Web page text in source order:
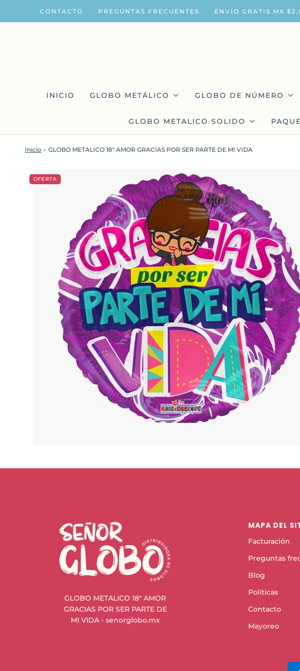
CONTACTO PREGUNTAS FRECUENTES ENVÍO GRATIS MX
INICIO GLOBO METÁLICO GLOBO DE NÚMERO
GLOBO METALICO SOLIDO
Inicio › GLOBO METALICO 18" AMOR GRACIAS POR SER PARTE DE MI VIDA
OFERTA
GLOBO METALICO 18" AMOR
GRACIAS POR SER PARTE DE
MI VIDA - senorglobo.mx
MAPA DEL
Facturación
Preguntas
Blog
Políticas
Contacto
Mayoreo